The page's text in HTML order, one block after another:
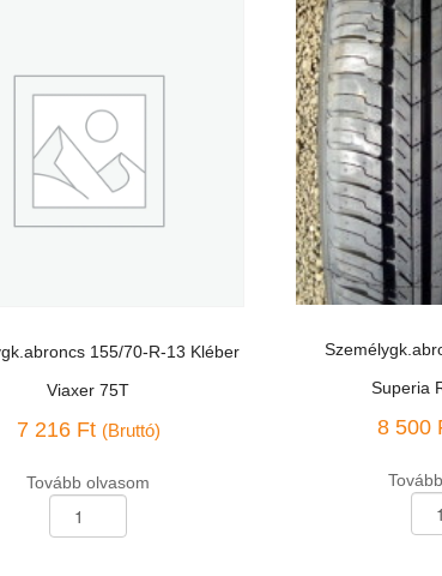
155/70-R-13 Kléber
Viaxer 75T
7 216 Ft (Bruttó)
Tovább olvasom
Superia
8 500
Személygk.abroncs